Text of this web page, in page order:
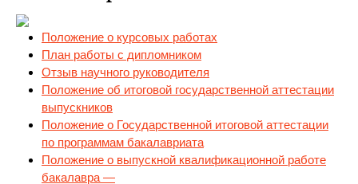
Положение о курсовых работах
План работы с дипломником
Отзыв научного руководителя
Положение об итоговой государственной аттестации
выпускников
Положение о Государственной итоговой аттестации
по программам бакалавриата
Положение о выпускной квалификационной работе
бакалавра —